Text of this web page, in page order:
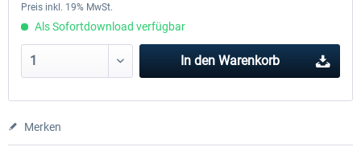
Preis inkl. 19% MwSt.
Als Sofortdownload verfügbar
In den Warenkorb
Merken